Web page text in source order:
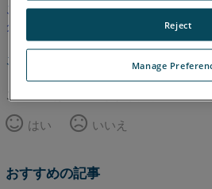
この記事は翻訳されていません。英
クしてください。
このページのトップへ
この記事は役に立ちましたか？
はい
いいえ
おすすめの記事
Manage
Reject